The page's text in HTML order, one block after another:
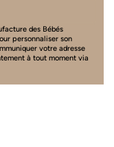
des Bébés
personnaliser son
votre adresse
à tout moment via